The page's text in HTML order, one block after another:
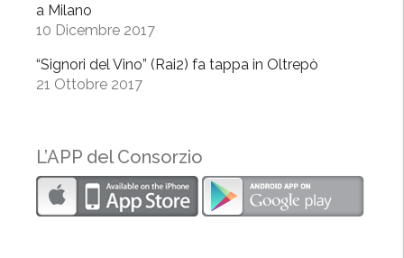
a Milano
10 Dicembre 2017
“Signori del Vino” (Rai2) fa tappa in Oltrepò
21 Ottobre 2017
L’APP del Consorzio